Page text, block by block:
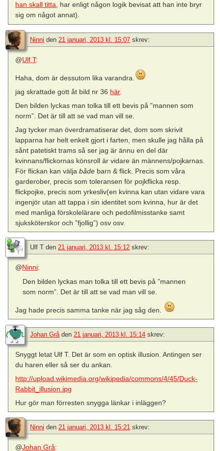
han skall titta, har enligt någon logik bevisat att han inte bryr
sig om något annat).
Ninni den 21 januari, 2013 kl. 15:07 skrev:
@Ulf T:
Haha, dom är dessutom lika varandra.
jag skrattade gott åt bild nr 36 här.
Den bilden lyckas man tolka till ett bevis på ”mannen som
norm”. Det är till att se vad man vill se.
Jag tycker man överdramatiserar det, dom som skrivit
lapparna har helt enkelt gjort i farten, men skulle jag hålla på
sånt patetiskt trams så ser jag är ännu en del där
kvinnans/flickornas könsroll är vidare än männens/pojkarnas.
För flickan kan väljabåde barn & flick. Precis som våra
garderober, precis som toleransen för pojkflicka resp.
flickpojke, precis som yrkesliv(en kvinna kan utan vidare vara
ingenjör utan att tappa i sin identitet som kvinna, hur är det
med manliga förskolelärare och pedofilmisstanke samt
sjuksköterskor och ”fjollig”) osv osv.
Ulf T den 21 januari, 2013 kl. 15:12 skrev:
@Ninni:
Den bilden lyckas man tolka till ett bevis på ”mannen
som norm”. Det är till att se vad man vill se.
Jag hade precis samma tanke när jag såg den.
Johan Grå den 21 januari, 2013 kl. 15:14 skrev:
Snyggt letat Ulf T. Det är som en optisk illusion. Antingen ser
du haren eller så ser du ankan.
http://upload.wikimedia.org/wikipedia/commons/4/45/Duck-
Rabbit_illusion.jpg
Hur gör man förresten snygga länkar i inläggen?
Ninni den 21 januari, 2013 kl. 15:21 skrev:
@Johan Grå: